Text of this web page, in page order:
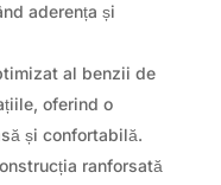
aderența și
al benzii de
oferind o
și confortabilă.
ranforsată